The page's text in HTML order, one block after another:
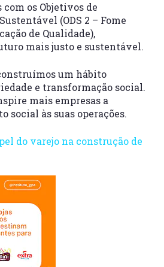
os Objetivos de
(ODS 2 – Fome
de Qualidade),
mais justo e sustentável.
um hábito
e transformação social.
mais empresas a
social às suas operações.
do varejo na construção de